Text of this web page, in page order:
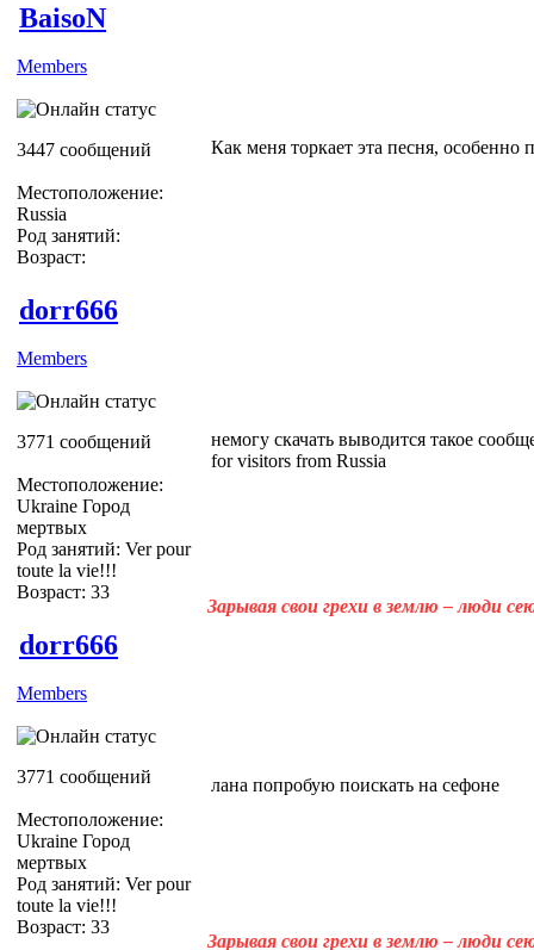
BaisoN
Members
3447 сообщений
Местоположение:
Russia
Род занятий:
Возраст:
Как меня торкает эта песня, особенно
dorr666
Members
3771 сообщений
Местоположение:
Ukraine Город
мертвых
Род занятий: Ver pour
toute la vie!!!
Возраст: 33
немогу скачать выводится такое
for visitors from Russia
Зарывая свои грехи в землю – люди
dorr666
Members
3771 сообщений
Местоположение:
Ukraine Город
мертвых
Род занятий: Ver pour
toute la vie!!!
Возраст: 33
лана попробую поискать на сефоне
Зарывая свои грехи в землю – люди